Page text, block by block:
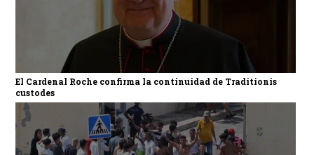
El Cardenal Roche confirma la continuidad de Traditionis
custodes